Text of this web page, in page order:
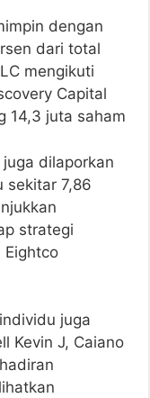
dengan
dari total
mengikuti
Capital
14,3 juta saham
dilaporkan
sekitar 7,86
strategi
Eightco
juga
Kevin J, Caiano